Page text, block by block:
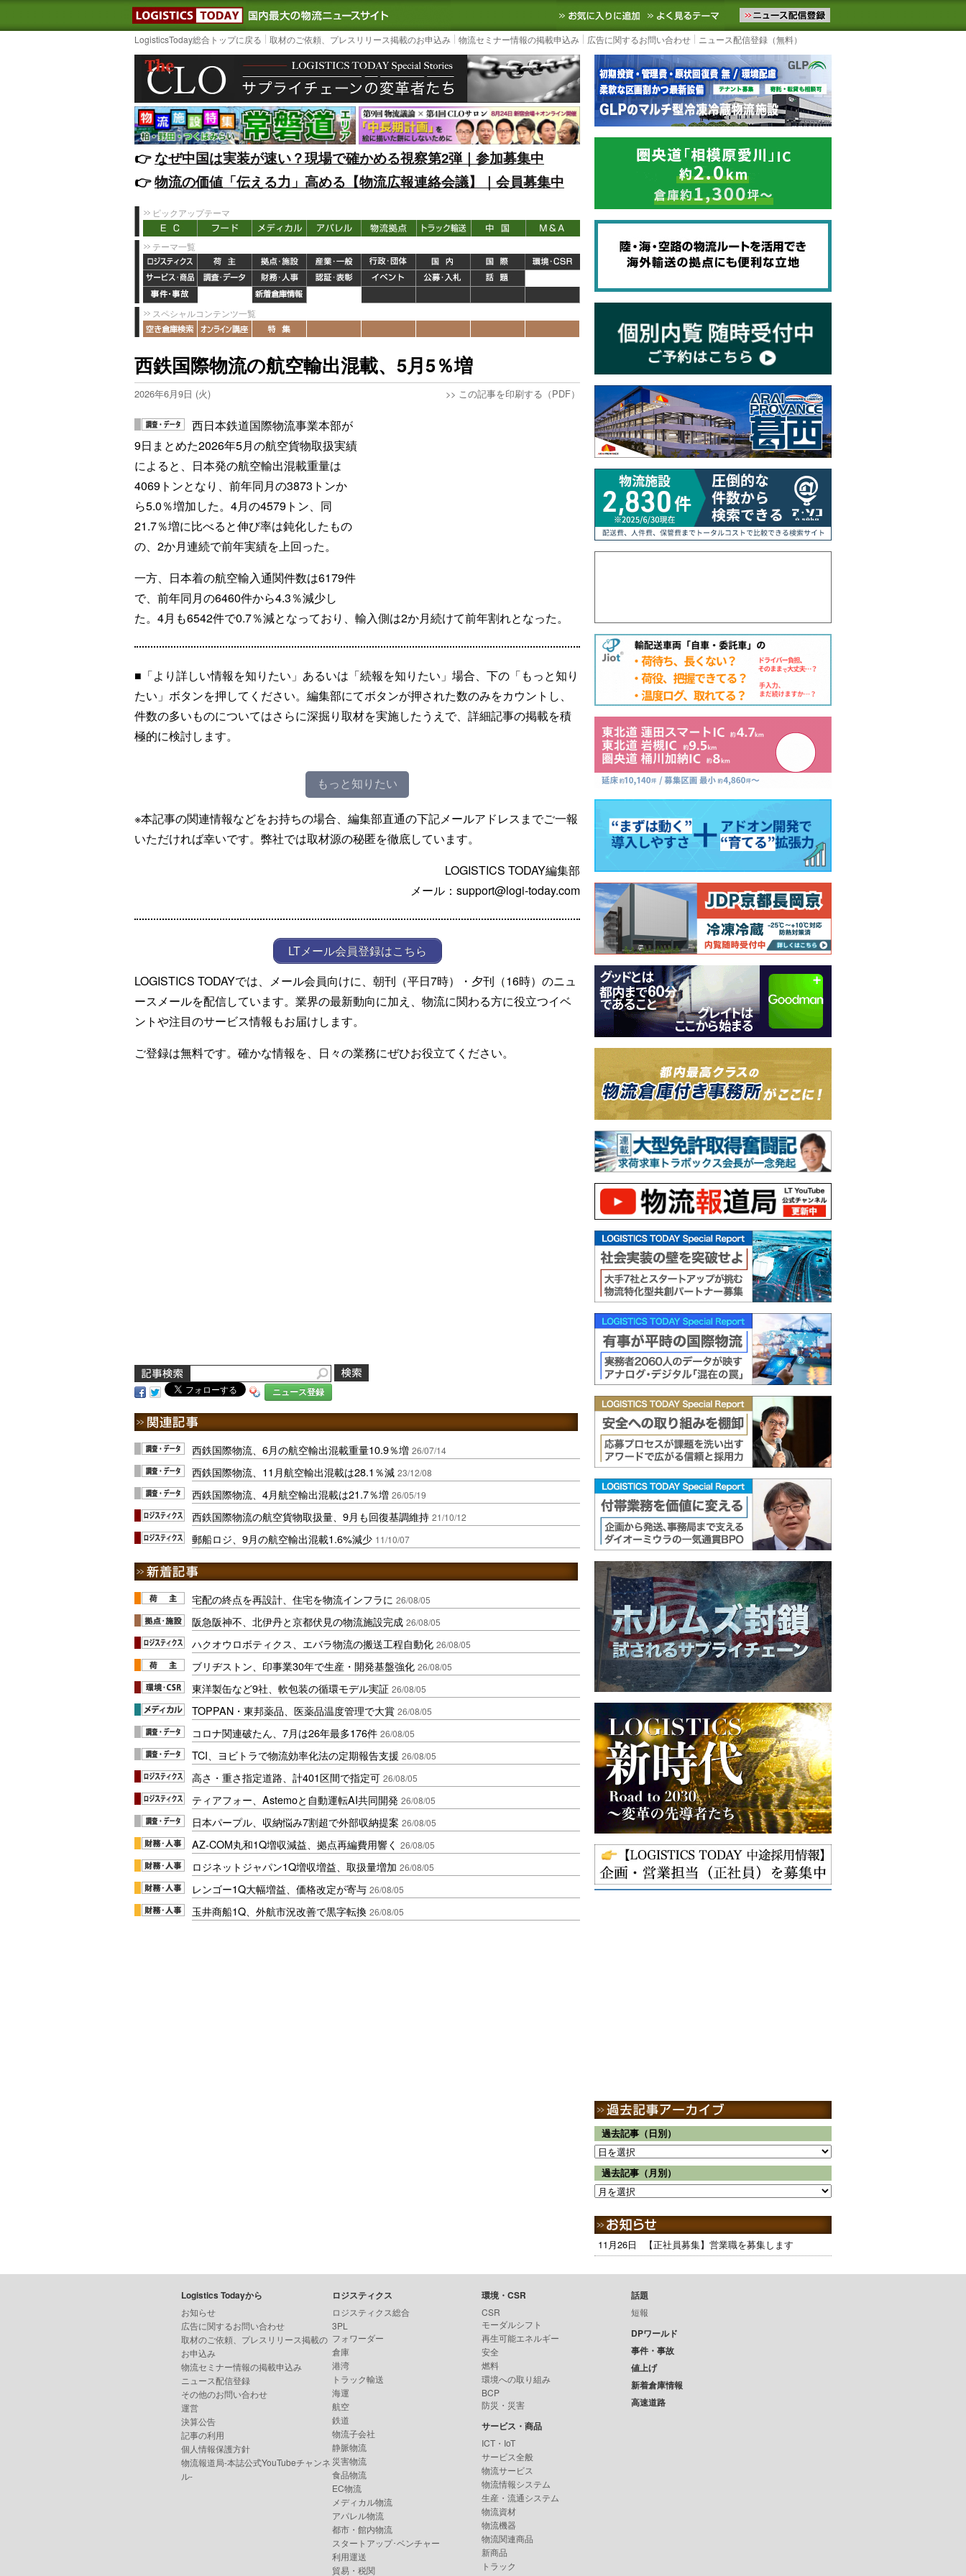
LOGISTICS TODAY｜国内最大の物流ニュースサイト3PL, SCMなど国内外の最新の物流ニュースをお届けします。物流ニュースメール配信を登録す
お気に入りに追加 よく見るテーマ
LogisticsToday総合トップに戻る 取材のご依頼、プレスリリース掲載のお申込み 物流セミナー情報の掲載申込み 広告に関するお問い合わせ ニュース配信登録（無料）
👉️なぜ中国は実装が速い？現場で確かめる視察第2弾｜参加募集中
👉️物流の価値「伝える力」高める【物流広報連絡会議】｜会員募集中
ピックアップテーマ
テーマ一覧
スペシャルコンテンツ一覧
西鉄国際物流の航空輸出混載、5月5％増
2026年6月9日 (火) >> この記事を印刷する（PDF）
西日本鉄道国際物流事業本部が
9日まとめた2026年5月の航空貨物取扱実績
によると、日本発の航空輸出混載重量は
4069トンとなり、前年同月の3873トンか
ら5.0％増加した。4月の4579トン、同
21.7％増に比べると伸び率は鈍化したもの
の、2か月連続で前年実績を上回った。
一方、日本着の航空輸入通関件数は6179件
で、前年同月の6460件から4.3％減少し
た。4月も6542件で0.7％減となっており、輸入側は2か月続けて前年割れとなった。
■「より詳しい情報を知りたい」あるいは「続報を知りたい」場合、下の「もっと知り
たい」ボタンを押してください。編集部にてボタンが押された数のみをカウントし、
件数の多いものについてはさらに深掘り取材を実施したうえで、詳細記事の掲載を積
極的に検討します。
もっと知りたい
※本記事の関連情報などをお持ちの場合、編集部直通の下記メールアドレスまでご一報
いただければ幸いです。弊社では取材源の秘匿を徹底しています。
LOGISTICS TODAY編集部
メール：support@logi-today.com
LTメール会員登録はこちら
LOGISTICS TODAYでは、メール会員向けに、朝刊（平日7時）・夕刊（16時）のニュ
ースメールを配信しています。業界の最新動向に加え、物流に関わる方に役立つイベ
ントや注目のサービス情報もお届けします。
ご登録は無料です。確かな情報を、日々の業務にぜひお役立てください。
ニュース登録
西鉄国際物流、6月の航空輸出混載重量10.9％増 26/07/14
西鉄国際物流、11月航空輸出混載は28.1％減 23/12/08
西鉄国際物流、4月航空輸出混載は21.7％増 26/05/19
西鉄国際物流の航空貨物取扱量、9月も回復基調維持 21/10/12
郵船ロジ、9月の航空輸出混載1.6%減少 11/10/07
宅配の終点を再設計、住宅を物流インフラに 26/08/05
阪急阪神不、北伊丹と京都伏見の物流施設完成 26/08/05
ハクオウロボティクス、エバラ物流の搬送工程自動化 26/08/05
ブリヂストン、印事業30年で生産・開発基盤強化 26/08/05
東洋製缶など9社、軟包装の循環モデル実証 26/08/05
TOPPAN・東邦薬品、医薬品温度管理で大賞 26/08/05
コロナ関連破たん、7月は26年最多176件 26/08/05
TCI、ヨビトラで物流効率化法の定期報告支援 26/08/05
高さ・重さ指定道路、計401区間で指定可 26/08/05
ティアフォー、Astemoと自動運転AI共同開発 26/08/05
日本パープル、収納悩み7割超で外部収納提案 26/08/05
AZ-COM丸和1Q増収減益、拠点再編費用響く 26/08/05
ロジネットジャパン1Q増収増益、取扱量増加 26/08/05
レンゴー1Q大幅増益、価格改定が寄与 26/08/05
玉井商船1Q、外航市況改善で黒字転換 26/08/05
過去記事（日別）
過去記事（月別）
11月26日 【正社員募集】営業職を募集します
Logistics Todayから
お知らせ
広告に関するお問い合わせ
取材のご依頼、プレスリリース掲載の
お申込み
物流セミナー情報の掲載申込み
ニュース配信登録
その他のお問い合わせ
運営
決算公告
記事の利用
個人情報保護方針
物流報道局-本誌公式YouTubeチャンネ
ル-
ロジスティクス
ロジスティクス総合
3PL
フォワーダー
倉庫
港湾
トラック輸送
海運
航空
鉄道
物流子会社
静脈物流
災害物流
食品物流
EC物流
メディカル物流
アパレル物流
都市・館内物流
スタートアップ･ベンチャー
利用運送
貿易・税関
環境・CSR
CSR
モーダルシフト
再生可能エネルギー
安全
燃料
環境への取り組み
BCP
防災・災害
サービス・商品
ICT・IoT
サービス全般
物流サービス
物流情報システム
生産・流通システム
物流資材
物流機器
物流関連商品
新商品
トラック
話題
短報
DPワールド
事件・事故
値上げ
新着倉庫情報
高速道路